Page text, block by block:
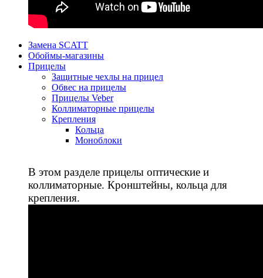
Замена SCATT
Обоймы-магазины
Прицелы
Защитные чехлы на прицел
Обвес на прицелы
Прицелы Veber
Коллиматорные прицелы
Крепления
Кольца
Моноблоки
В этом разделе прицелы оптические и
коллиматорные. Кронштейны, кольца для
крепления.